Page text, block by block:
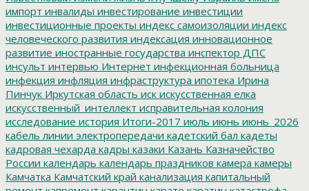
импорт инвалиды инвестирование инвестиции
инвестиционные проекты индекс самоизоляции индекс
человеческого развития индексация инновационное
развитие иностранные государства инспектор ДПС
инсульт интервью Интернет инфекционная больница
инфекция инфляция инфраструктура ипотека Ирина
Пинчук Иркутская область иск искусственная елка
искусственный_интеллект исправительная колония
исследование история Итоги-2017 июль июнь июнь_2026
кабель линии электропередачи кадетский бал кадеты
кадровая чехарда кадры казаки Казань Казначейство
России календарь календарь праздников камера камеры
Камчатка Камчатский край канализация капитальный